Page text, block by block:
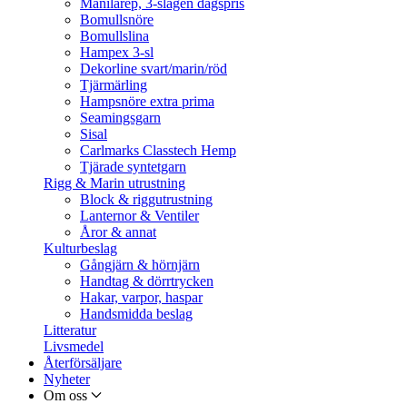
Manilarep, 3-slagen dagspris
Bomullsnöre
Bomullslina
Hampex 3-sl
Dekorline svart/marin/röd
Tjärmärling
Hampsnöre extra prima
Seamingsgarn
Sisal
Carlmarks Classtech Hemp
Tjärade syntetgarn
Rigg & Marin utrustning
Block & riggutrustning
Lanternor & Ventiler
Åror & annat
Kulturbeslag
Gångjärn & hörnjärn
Handtag & dörrtrycken
Hakar, varpor, haspar
Handsmidda beslag
Litteratur
Livsmedel
Återförsäljare
Nyheter
Om oss